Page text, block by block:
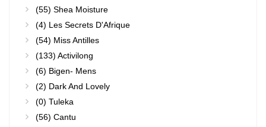
(55) Shea Moisture
(4) Les Secrets D'Afrique
(54) Miss Antilles
(133) Activilong
(6) Bigen- Mens
(2) Dark And Lovely
(0) Tuleka
(56) Cantu